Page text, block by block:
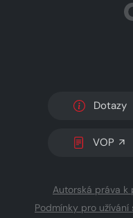
Dotazy
VOP
Autorská práva k
Podmínky pro